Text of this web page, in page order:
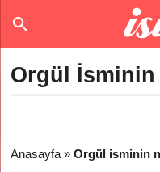
Orgül İsminin
Anasayfa »Orgül isminin